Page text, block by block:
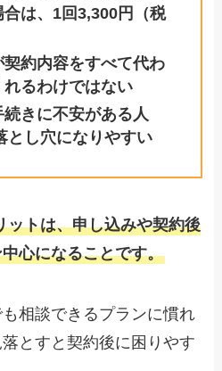
は、1回3,300円（税
約内容をすべて代わ
れるわけではない
きに不安がある人
とし穴になりやすい
ットは、申し込みや契約後
心になることです。
相談できるプランに慣れ
とすと契約後に困りやす